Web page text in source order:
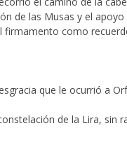
de las Musas y el
firmamento como
que le ocurrió a
de la Lira, sin